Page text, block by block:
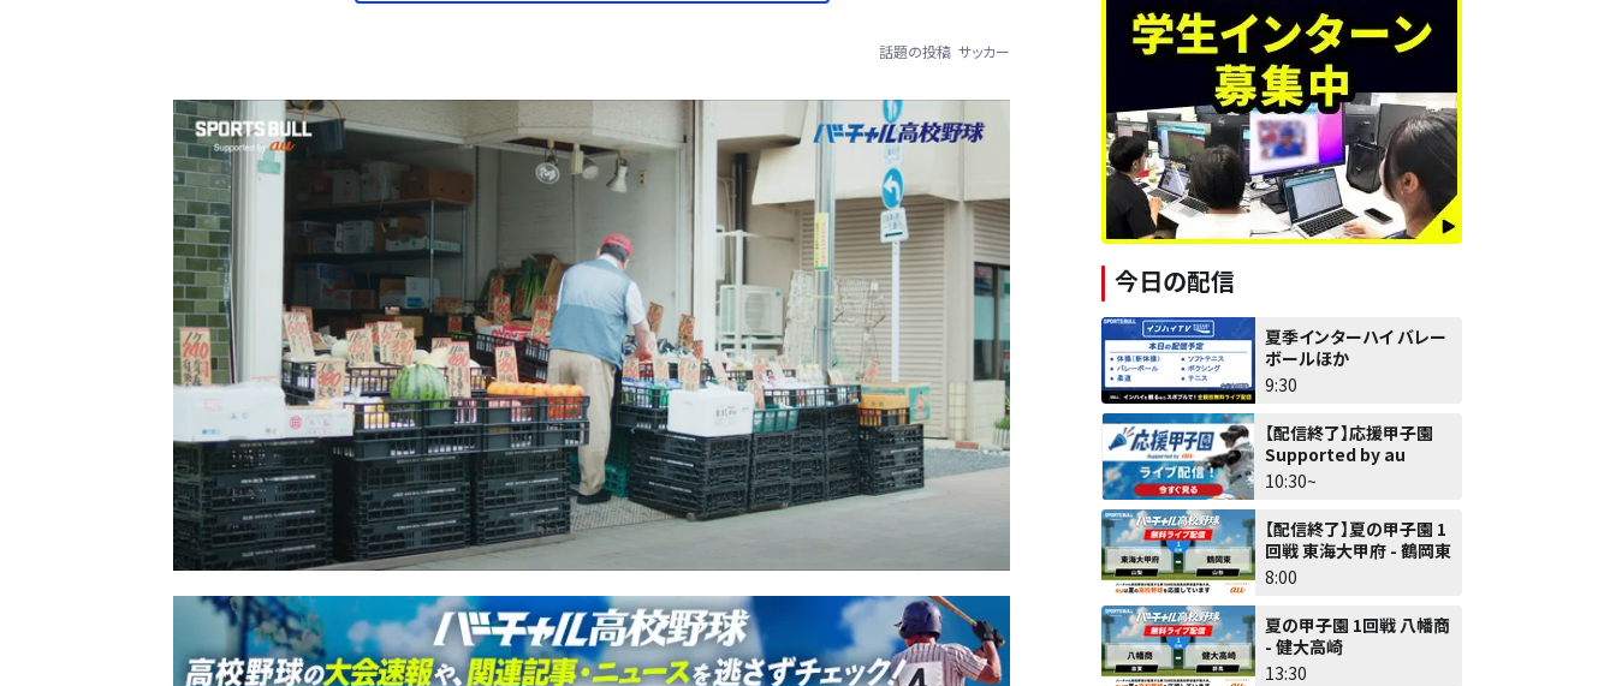
話題の投稿 サッカー
今日の配信
夏季インターハイ バレー
ボールほか
9:30
【配信終了】応援甲子園
Supported by au
10:30~
【配信終了】夏の甲子園 1
回戦 東海大甲府 - 鶴岡東
8:00
夏の甲子園 1回戦 八幡商
- 健大高崎
13:30